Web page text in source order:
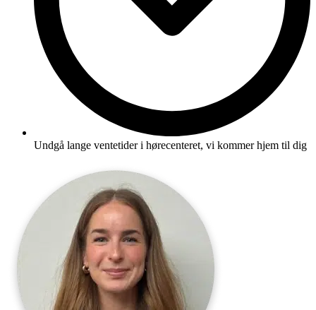
Undgå lange ventetider i hørecenteret, vi kommer hjem til dig